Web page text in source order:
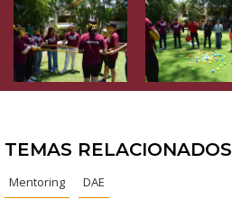
TEMAS RELACIONADOS
Mentoring DAE